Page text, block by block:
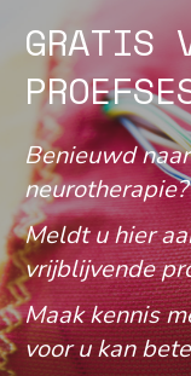
GRATIS
Benieuwd
neurotherapie?
Meldt u hier
vrijblijvende
Maak kennis
voor u kan